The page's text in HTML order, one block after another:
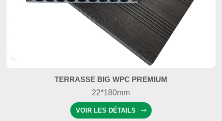
TERRASSE BIG WPC PREMIUM
22*180mm
VOIR LES DÉTAILS